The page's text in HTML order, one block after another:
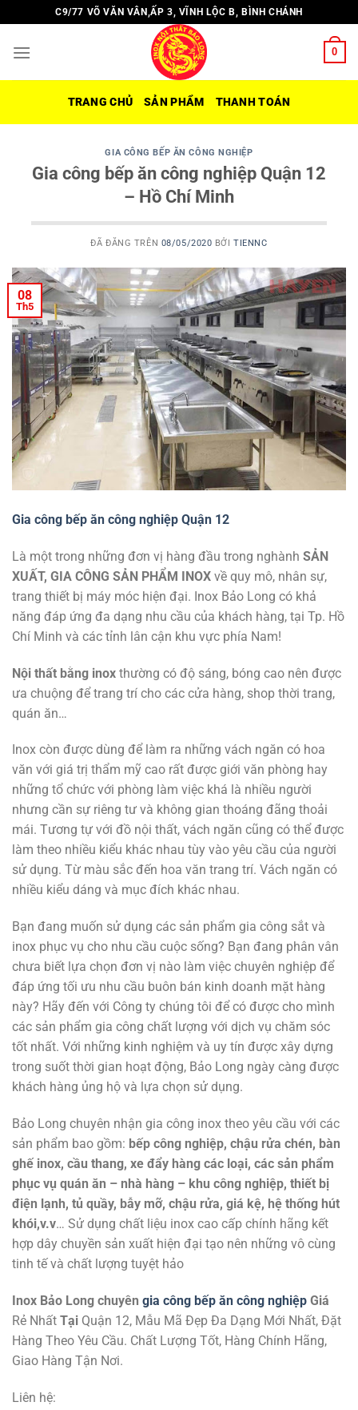
đến
nội
C9/77 VÕ VĂN VÂN,ẤP 3, VĨNH LỘC B, BÌNH CHÁNH
0
TRANG CHỦ SẢN PHẨM THANH TOÁN
GIA CÔNG BẾP ĂN CÔNG NGHIỆP
Gia công bếp ăn công nghiệp Quận 12
– Hồ Chí Minh
ĐÃ ĐĂNG TRÊN 08/05/2020 BỞITIENNC
08
Th5
Gia công bếp ăn công nghiệp Quận 12
Là một trong những đơn vị hàng đầu trong nghành SẢN
XUẤT, GIA CÔNG SẢN PHẨM INOX về quy mô, nhân sự,
trang thiết bị máy móc hiện đại. Inox Bảo Long có khả
năng đáp ứng đa dạng nhu cầu của khách hàng, tại Tp. Hồ
Chí Minh và các tỉnh lân cận khu vực phía Nam!
Nội thất bằng inox thường có độ sáng, bóng cao nên được
ưa chuộng để trang trí cho các cửa hàng, shop thời trang,
quán ăn…
Inox còn được dùng để làm ra những vách ngăn có hoa
văn với giá trị thẩm mỹ cao rất được giới văn phòng hay
những tổ chức với phòng làm việc khá là nhiều người
nhưng cần sự riêng tư và không gian thoáng đãng thoải
mái. Tương tự với đồ nội thất, vách ngăn cũng có thể được
làm theo nhiều kiểu khác nhau tùy vào yêu cầu của người
sử dụng. Từ màu sắc đến hoa văn trang trí. Vách ngăn có
nhiều kiểu dáng và mục đích khác nhau.
Bạn đang muốn sử dụng các sản phẩm gia công sắt và
inox phục vụ cho nhu cầu cuộc sống? Bạn đang phân vân
chưa biết lựa chọn đơn vị nào làm việc chuyên nghiệp để
đáp ứng tối ưu nhu cầu buôn bán kinh doanh mặt hàng
này? Hãy đến với Công ty chúng tôi để có được cho mình
các sản phẩm gia công chất lượng với dịch vụ chăm sóc
tốt nhất. Với những kinh nghiệm và uy tín được xây dựng
trong suốt thời gian hoạt động, Bảo Long ngày càng được
khách hàng ủng hộ và lựa chọn sử dụng.
Bảo Long chuyên nhận gia công inox theo yêu cầu với các
sản phẩm bao gồm: bếp công nghiệp, chậu rửa chén, bàn
ghế inox, cầu thang, xe đẩy hàng các loại, các sản phẩm
phục vụ quán ăn – nhà hàng – khu công nghiệp, thiết bị
điện lạnh, tủ quầy, bẫy mỡ, chậu rửa, giá kệ, hệ thống hút
khói,v.v… Sử dụng chất liệu inox cao cấp chính hãng kết
hợp dây chuyền sản xuất hiện đại tạo nên những vô cùng
tinh tế và chất lượng tuyệt hảo
Inox Bảo Long chuyên gia công bếp ăn công nghiệp Giá
Rẻ Nhất Tại Quận 12, Mẫu Mã Đẹp Đa Dạng Mới Nhất, Đặt
Hàng Theo Yêu Cầu. Chất Lượng Tốt, Hàng Chính Hãng,
Giao Hàng Tận Nơi.
Liên hệ: